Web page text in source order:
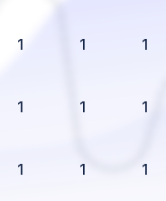
1 1 1
1 1 1
1 1 1